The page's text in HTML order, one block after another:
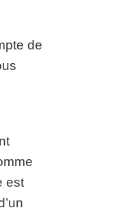
de
est